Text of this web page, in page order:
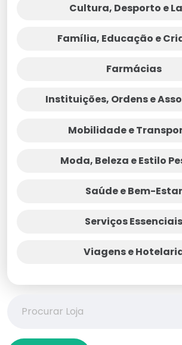
Cultura, Desporto e
Família, Educação e
Farmácias
Instituições, Ordens e
Mobilidade e
Moda, Beleza e Estilo
Saúde e Bem-Estar
Serviços Essenciais
Viagens e